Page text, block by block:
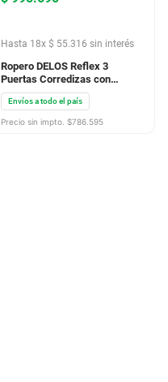
Hasta 18x $ 55.316 sin interés
Ropero DELOS Reflex 3
Puertas Corredizas con
Espejos 2 Cajones
210X183X58 Roble Nebraska
DLE363RNN
Envíos a todo el país
Precio sin impto. $786.595